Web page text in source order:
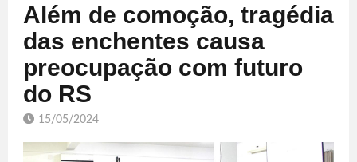
Além de comoção, tragédia
das enchentes causa
preocupação com futuro
do RS
15/05/2024